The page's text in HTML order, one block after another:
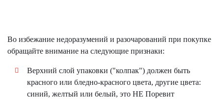
Во избежание недоразумений и разочарований при покупке
обращайте внимание на следующие признаки:
Верхний слой упаковки ("колпак") должен быть
красного или бледно-красного цвета, другие цвета:
синий, желтый или белый, это НЕ Поревит